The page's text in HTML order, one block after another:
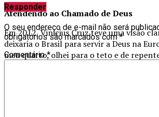
Atendendo ao Chamado de Deus
Em 2012, Vinicius Cruz teve uma visão
deixaria o Brasil para servir a Deus na
meu quarto, olhei para o teto e de
resplandeceu. Vi o céu aberto cheio de
voz forte e suave. Nesse mesmo instante
cenas na minha frente, eu mesmo me
Responder
O seu endereço de e-mail não será
obrigatórios são marcados com*
Comentário*